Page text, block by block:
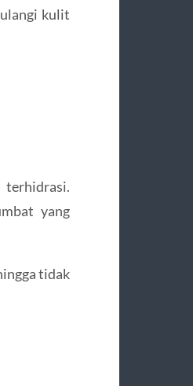
kulit
terhidrasi.
yang
tidak